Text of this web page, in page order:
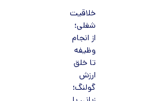
خلاقیت
شغلی؛
از انجام
وظیفه
تا خلق
ارزش
گولنگ؛